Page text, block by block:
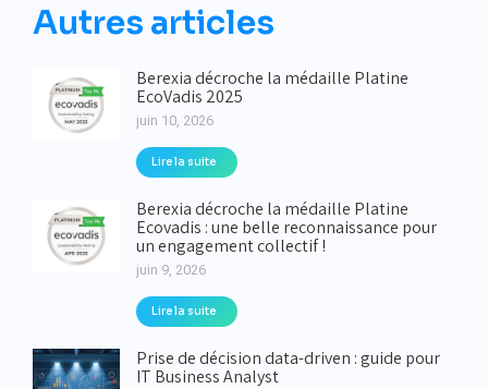
Autres articles
Berexia décroche la médaille Platine
EcoVadis 2025
juin 10, 2026
Lire la suite
Berexia décroche la médaille Platine
Ecovadis : une belle reconnaissance pour
un engagement collectif !
juin 9, 2026
Lire la suite
Prise de décision data-driven : guide pour
IT Business Analyst